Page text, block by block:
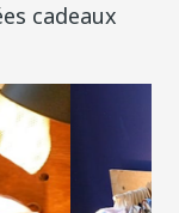
cadeaux